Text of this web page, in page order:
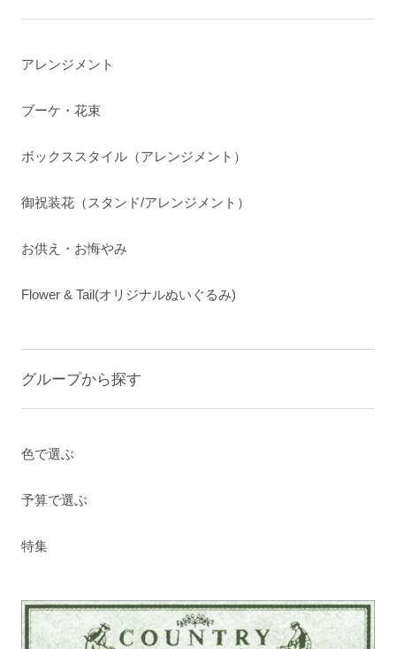
アレンジメント
ブーケ・花束
ボックススタイル（アレンジメント）
御祝装花（スタンド/アレンジメント）
お供え・お悔やみ
Flower & Tail(オリジナルぬいぐるみ)
グループから探す
色で選ぶ
予算で選ぶ
特集